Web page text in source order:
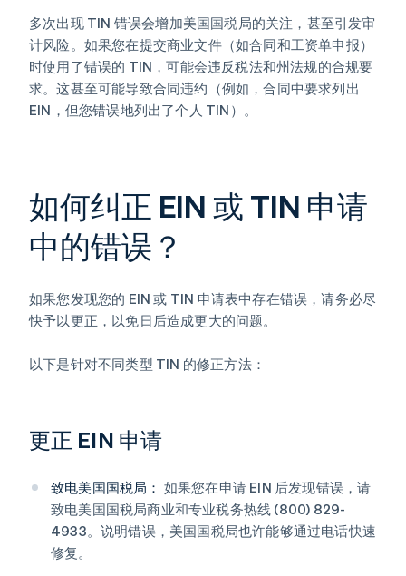
多次出现 TIN 错误会增加美国国税局的关注，甚至引发审
计风险。如果您在提交商业文件（如合同和工资单申报）
时使用了错误的 TIN，可能会违反税法和州法规的合规要
求。这甚至可能导致合同违约（例如，合同中要求列出
EIN，但您错误地列出了个人 TIN）。
如何纠正 EIN 或 TIN 申请
中的错误？
如果您发现您的 EIN 或 TIN 申请表中存在错误，请务必尽
快予以更正，以免日后造成更大的问题。
以下是针对不同类型 TIN 的修正方法：
更正 EIN 申请
致电美国国税局： 如果您在申请 EIN 后发现错误，请
致电美国国税局商业和专业税务热线 (800) 829-
4933。说明错误，美国国税局也许能够通过电话快速
修复。